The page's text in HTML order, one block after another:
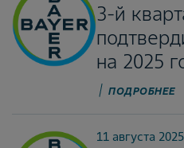
3-й
на 2025
ПОДРОБНЕЕ
11 августа